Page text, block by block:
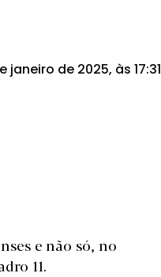
janeiro de 2025, às 17:31
e não só, no
11.